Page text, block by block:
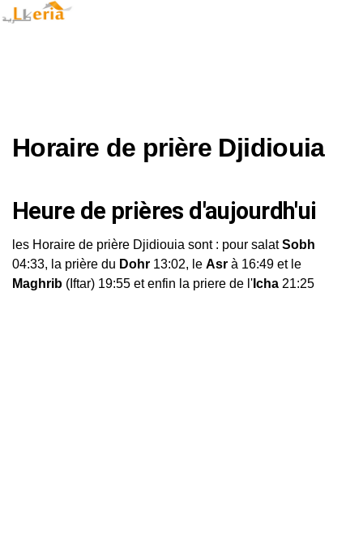
Horaire de prière Djidiouia
Heure de prières d'aujourdh'ui
les Horaire de prière Djidiouia sont : pour salatSobh
04:33, la prière du Dohr 13:02, le Asr à 16:49 et le
Maghrib (Iftar) 19:55 et enfin la priere de l' Icha 21:25